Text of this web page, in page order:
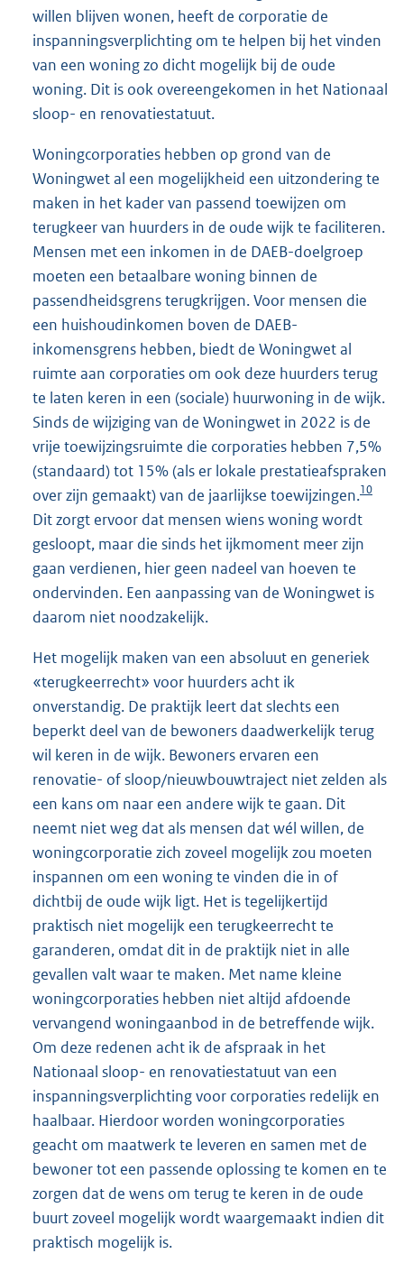
willen blijven wonen, heeft de corporatie de
inspanningsverplichting om te helpen bij het vinden
van een woning zo dicht mogelijk bij de oude
woning. Dit is ook overeengekomen in het Nationaal
sloop- en renovatiestatuut.
Woningcorporaties hebben op grond van de
Woningwet al een mogelijkheid een uitzondering te
maken in het kader van passend toewijzen om
terugkeer van huurders in de oude wijk te faciliteren.
Mensen met een inkomen in de DAEB-doelgroep
moeten een betaalbare woning binnen de
passendheidsgrens terugkrijgen. Voor mensen die
een huishoudinkomen boven de DAEB-
inkomensgrens hebben, biedt de Woningwet al
ruimte aan corporaties om ook deze huurders terug
te laten keren in een (sociale) huurwoning in de wijk.
Sinds de wijziging van de Woningwet in 2022 is de
vrije toewijzingsruimte die corporaties hebben 7,5%
(standaard) tot 15% (als er lokale prestatieafspraken
over zijn gemaakt) van de jaarlijkse toewijzingen.10
Dit zorgt ervoor dat mensen wiens woning wordt
gesloopt, maar die sinds het ijkmoment meer zijn
gaan verdienen, hier geen nadeel van hoeven te
ondervinden. Een aanpassing van de Woningwet is
daarom niet noodzakelijk.
Het mogelijk maken van een absoluut en generiek
«terugkeerrecht» voor huurders acht ik
onverstandig. De praktijk leert dat slechts een
beperkt deel van de bewoners daadwerkelijk terug
wil keren in de wijk. Bewoners ervaren een
renovatie- of sloop/nieuwbouwtraject niet zelden als
een kans om naar een andere wijk te gaan. Dit
neemt niet weg dat als mensen dat wél willen, de
woningcorporatie zich zoveel mogelijk zou moeten
inspannen om een woning te vinden die in of
dichtbij de oude wijk ligt. Het is tegelijkertijd
praktisch niet mogelijk een terugkeerrecht te
garanderen, omdat dit in de praktijk niet in alle
gevallen valt waar te maken. Met name kleine
woningcorporaties hebben niet altijd afdoende
vervangend woningaanbod in de betreffende wijk.
Om deze redenen acht ik de afspraak in het
Nationaal sloop- en renovatiestatuut van een
inspanningsverplichting voor corporaties redelijk en
haalbaar. Hierdoor worden woningcorporaties
geacht om maatwerk te leveren en samen met de
bewoner tot een passende oplossing te komen en te
zorgen dat de wens om terug te keren in de oude
buurt zoveel mogelijk wordt waargemaakt indien dit
praktisch mogelijk is.